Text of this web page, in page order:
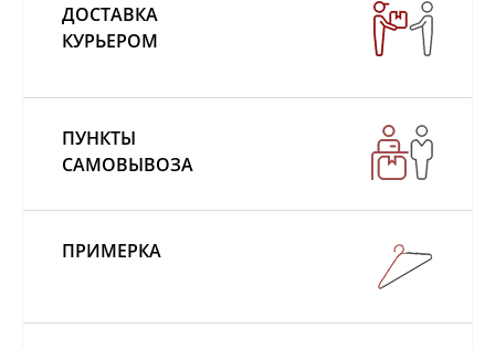
ДОСТАВКА
КУРЬЕРОМ
ПУНКТЫ
САМОВЫВОЗА
ПРИМЕРКА